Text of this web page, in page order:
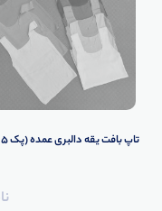
تاپ بافت یقه دالبری عمده (پک 5 عددی)